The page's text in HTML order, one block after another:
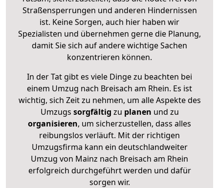
Straßensperrungen und anderen Hindernissen
ist. Keine Sorgen, auch hier haben wir
Spezialisten und übernehmen gerne die Planung,
damit Sie sich auf andere wichtige Sachen
konzentrieren können.
In der Tat gibt es viele Dinge zu beachten bei
einem Umzug nach Breisach am Rhein. Es ist
wichtig, sich Zeit zu nehmen, um alle Aspekte des
Umzugs sorgfältig zu planen und zu
organisieren, um sicherzustellen, dass alles
reibungslos verläuft. Mit der richtigen
Umzugsfirma kann ein deutschlandweiter
Umzug von Mainz nach Breisach am Rhein
erfolgreich durchgeführt werden und dafür
sorgen wir.